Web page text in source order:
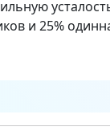
и 25%